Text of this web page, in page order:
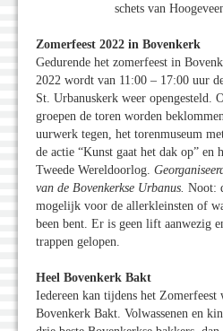
schets van
Zomerfeest 2022 in Bovenkerk
Gedurende het zomerfeest in
2022 wordt van 11:00 – 17:00 uur
St. Urbanuskerk weer opengesteld.
groepen de toren worden
uurwerk tegen, het torenmuseum
de actie “Kunst gaat het dak op” en
Tweede Wereldoorlog.
van de Bovenkerkse Urbanus. Noot:
mogelijk voor de allerkleinsten of
been bent. Er is geen lift aanwezig
trappen gelopen.
Heel Bovenkerk Bakt
Iedereen kan tijdens het Zomerfeest
Bovenkerk Bakt. Volwassenen en